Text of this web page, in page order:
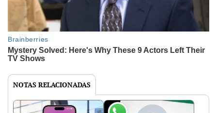
NOTAS RELACIONADAS